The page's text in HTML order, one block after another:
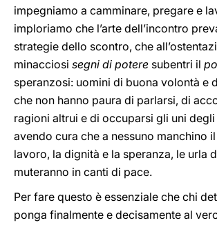
impegniamo a camminare, pregare e
imploriamo che l’arte dell’incontro
strategie dello scontro, che
minacciosi segni di potere subentri il
speranzosi: uomini di buona volontà e
che non hanno paura di parlarsi, di
ragioni altrui e di occuparsi gli uni
avendo cura che a nessuno manchino
lavoro, la dignità e la speranza, le urla
muteranno in canti di pace.
Per fare questo è essenziale che chi
ponga finalmente e decisamente al